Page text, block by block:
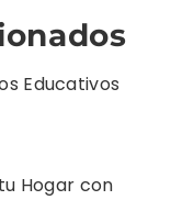
Educativos
Hogar con